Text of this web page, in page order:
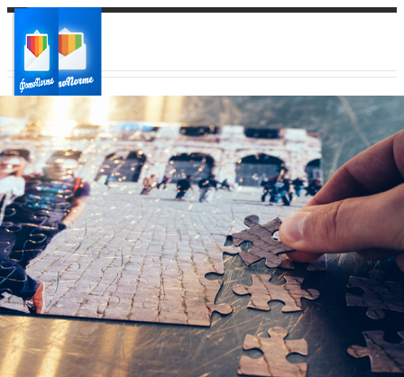
Ваш город:
Ваш регион доставки
Выберите из списка: